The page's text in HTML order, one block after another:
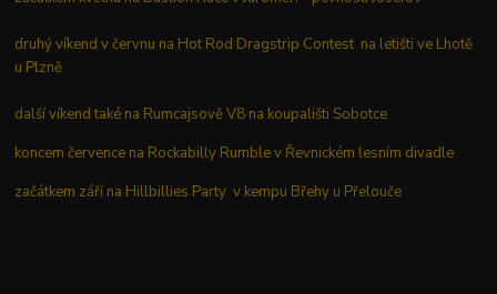
druhý víkend v červnu na Hot Rod Dragstrip Contest na letišti ve Lhotě
u Plzně
další víkend také na Rumcajsově V8 na koupališti Sobotce
koncem července na Rockabilly Rumble v Řevnickém lesním divadle
začátkem září na Hillbillies Party v kempu Břehy u Přelouče